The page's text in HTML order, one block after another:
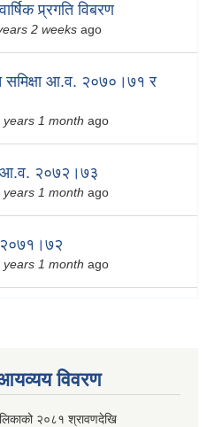
प्र्रगति विबरण
2 weeks ago
समिक्षा आ.व. २०७०।७१ र
years 1 month ago
आ.व. २०७२।७३
years 1 month ago
years 1 month ago
विवरण
२०८१ श्रावणदेखि